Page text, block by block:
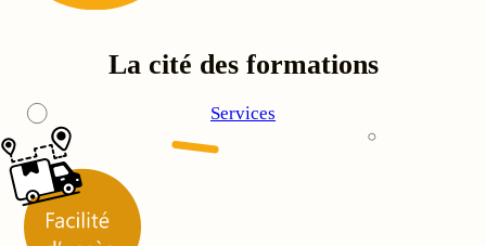
La cité des formations
Services